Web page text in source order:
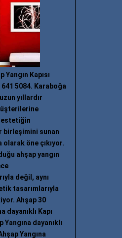
Yangın Kapısı
641 5084. Karaboğa
yıllardır
estetiğin
birleşimini sunan
öne çıkıyor.
ahşap yangın
değil, aynı
tasarımlarıyla
Ahşap 30
dayanıklı Kapı
Yangına dayanıklı
Yangına